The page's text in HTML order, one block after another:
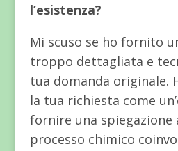
l’esistenza?
Mi scuso se ho fornito
troppo dettagliata e
tua domanda originale.
la tua richiesta come
fornire una
processo chimico